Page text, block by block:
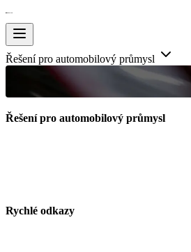
Řešení pro automobilový průmysl
Řešení pro automobilový průmysl
Rychlé odkazy